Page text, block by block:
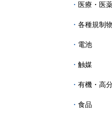
医療・医
各種規制
電池
触媒
有機・高
食品